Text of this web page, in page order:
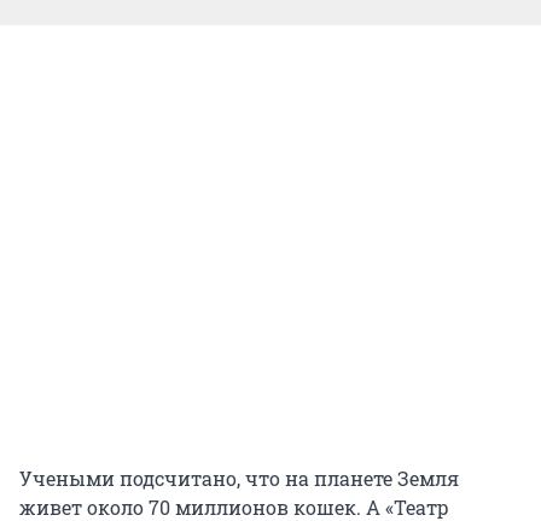
Учеными подсчитано, что на планете Земля
живет около 70 миллионов кошек. А «Театр